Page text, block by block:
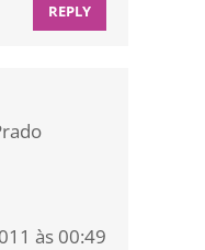
REPLY
às 00:49